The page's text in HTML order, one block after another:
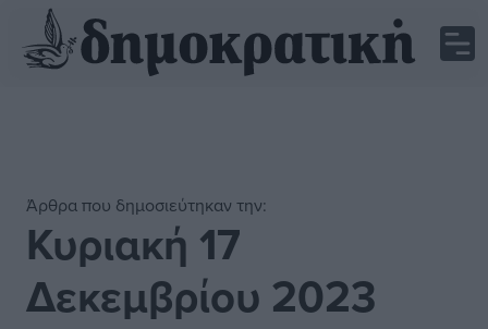
Άρθρα που δημοσιεύτηκαν την:
Κυριακή 17
Δεκεμβρίου 2023